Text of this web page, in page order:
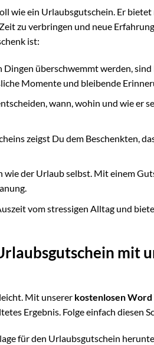
wie ein Urlaubsgutschein. Er
zu verbringen und neue
ist:
überschwemmt werden, sind
Momente und bleibende
wann, wohin und wie er
zeigst Du dem Beschenkten,
der Urlaub selbst. Mit einem
vom stressigen Alltag und
mit
Mit unserer kostenlosen Word
Ergebnis. Folge einfach diesen
für den Urlaubsgutschein